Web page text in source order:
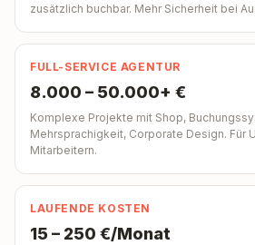
zusätzlich buchbar. Mehr Sicherheit bei
FULL-SERVICE AGENTUR
8.000 – 50.000+ €
Komplexe Projekte mit Shop,
Mehrsprachigkeit, Corporate Design. Für
Mitarbeitern.
LAUFENDE KOSTEN
15 – 250 €/Monat